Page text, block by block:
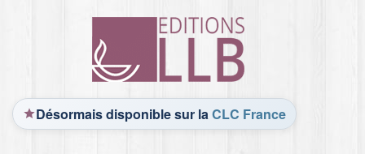
Désormais disponible sur laCLC France